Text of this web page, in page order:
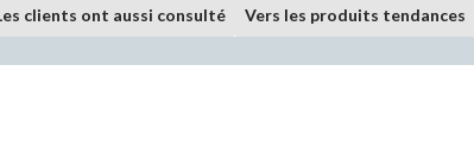
clients ont aussi consulté Vers les produits tendances